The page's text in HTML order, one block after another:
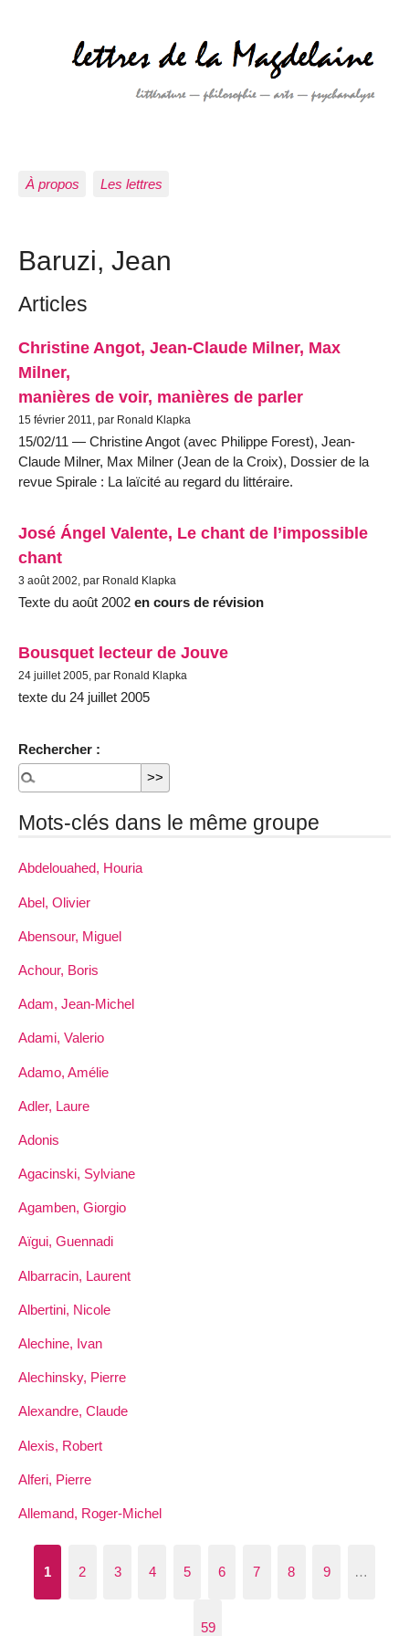
À propos Les lettres
Baruzi, Jean
Articles
Christine Angot, Jean-Claude Milner, Max
Milner,
manières de voir, manières de parler
15 février 2011, par Ronald Klapka
15/02/11 — Christine Angot (avec Philippe Forest), Jean-
Claude Milner, Max Milner (Jean de la Croix), Dossier de la
revue Spirale : La laïcité au regard du littéraire.
José Ángel Valente, Le chant de l’impossible
chant
3 août 2002, par Ronald Klapka
Texte du août 2002 en cours de révision
Bousquet lecteur de Jouve
24 juillet 2005, par Ronald Klapka
texte du 24 juillet 2005
Rechercher :
Mots-clés dans le même groupe
Abdelouahed, Houria
Abel, Olivier
Abensour, Miguel
Achour, Boris
Adam, Jean-Michel
Adami, Valerio
Adamo, Amélie
Adler, Laure
Adonis
Agacinski, Sylviane
Agamben, Giorgio
Aïgui, Guennadi
Albarracin, Laurent
Albertini, Nicole
Alechine, Ivan
Alechinsky, Pierre
Alexandre, Claude
Alexis, Robert
Alferi, Pierre
Allemand, Roger-Michel
1 2 3 4 5 6 7 8 9 …
59